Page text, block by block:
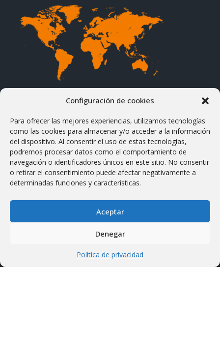
Configuración de cookies
Para ofrecer las mejores experiencias, utilizamos tecnologías
como las cookies para almacenar y/o acceder a la información
del dispositivo. Al consentir el uso de estas tecnologías,
podremos procesar datos como el comportamiento de
navegación o identificadores únicos en este sitio. No consentir
o retirar el consentimiento puede afectar negativamente a
determinadas funciones y características.
Aceptar
Denegar
Política de privacidad
TERMINOS DE USO
Términos y condiciones
Envío y Entrega
Impuesto sobre el Valor Agregado
HOTWIRE SYSTEMS